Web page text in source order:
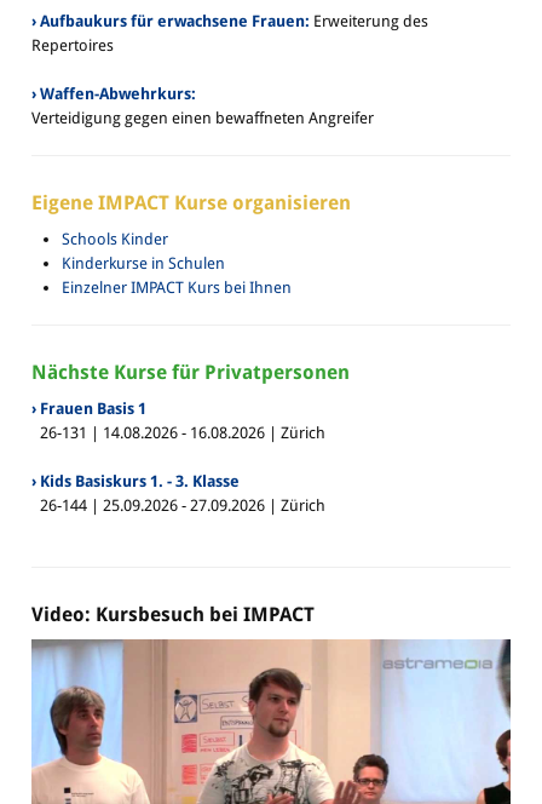
› Aufbaukurs für erwachsene Frauen: Erweiterung des
Repertoires
› Waffen-Abwehrkurs:
Verteidigung gegen einen bewaffneten Angreifer
Eigene IMPACT Kurse organisieren
Schools Kinder
Kinderkurse in Schulen
Einzelner IMPACT Kurs bei Ihnen
Nächste Kurse für Privatpersonen
› Frauen Basis 1
26-131 | 14.08.2026 - 16.08.2026 | Zürich
› Kids Basiskurs 1. - 3. Klasse
26-144 | 25.09.2026 - 27.09.2026 | Zürich
Video: Kursbesuch bei IMPACT